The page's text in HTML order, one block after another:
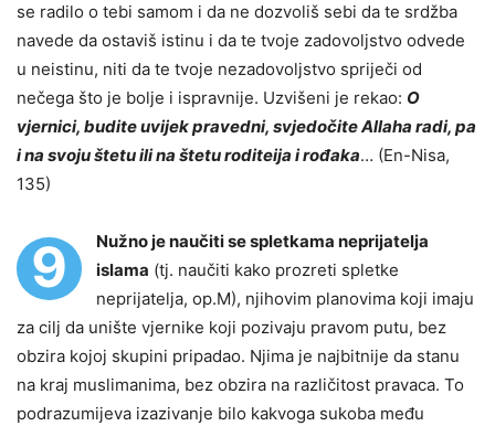
se radilo o tebi samom i da ne dozvoliš sebi da te srdžba
navede da ostaviš istinu i da te tvoje zadovoljstvo odvede
u neistinu, niti da te tvoje nezadovoljstvo spriječi od
nečega što je bolje i ispravnije. Uzvišeni je rekao: O
vjernici, budite uvijek pravedni, svjedočite Allaha radi, pa
i na svoju štetu ili na štetu roditeija i rođaka… (En-Nisa,
135)
9
Nužno je naučiti se spletkama neprijatelja
islama (tj. naučiti kako prozreti spletke
neprijatelja, op.M), njihovim planovima koji imaju
za cilj da unište vjernike koji pozivaju pravom putu, bez
obzira kojoj skupini pripadao. Njima je najbitnije da stanu
na kraj muslimanima, bez obzira na različitost pravaca. To
podrazumijeva izazivanje bilo kakvoga sukoba među